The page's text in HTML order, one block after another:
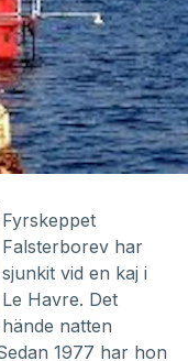
Fyrskeppet
Falsterborev har
sjunkit vid en kaj i
Le Havre. Det
hände natten
1977 har hon